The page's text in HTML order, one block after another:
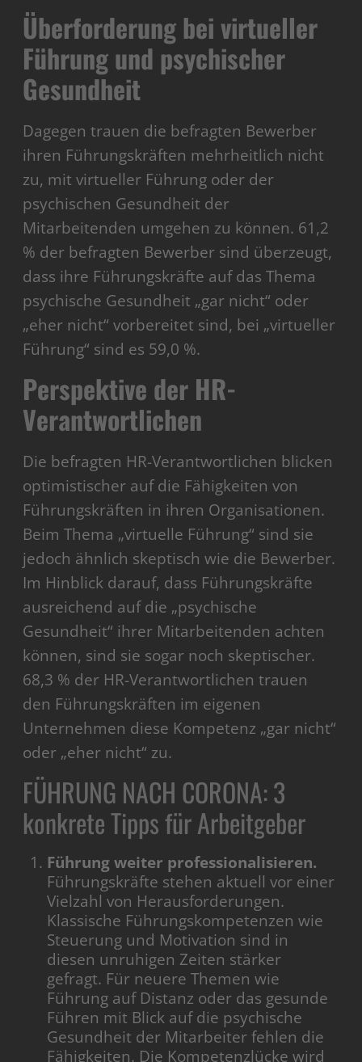
Überforderung bei virtueller
Führung und psychischer
Gesundheit
Dagegen trauen die befragten Bewerber
ihren Führungskräften mehrheitlich nicht
zu, mit virtueller Führung oder der
psychischen Gesundheit der
Mitarbeitenden umgehen zu können. 61,2
% der befragten Bewerber sind überzeugt,
dass ihre Führungskräfte auf das Thema
psychische Gesundheit „gar nicht“ oder
„eher nicht“ vorbereitet sind, bei „virtueller
Führung“ sind es 59,0 %.
Perspektive der HR-
Verantwortlichen
Die befragten HR-Verantwortlichen blicken
optimistischer auf die Fähigkeiten von
Führungskräften in ihren Organisationen.
Beim Thema „virtuelle Führung“ sind sie
jedoch ähnlich skeptisch wie die Bewerber.
Im Hinblick darauf, dass Führungskräfte
ausreichend auf die „psychische
Gesundheit“ ihrer Mitarbeitenden achten
können, sind sie sogar noch skeptischer.
68,3 % der HR-Verantwortlichen trauen
den Führungskräften im eigenen
Unternehmen diese Kompetenz „gar nicht“
oder „eher nicht“ zu.
FÜHRUNG NACH CORONA: 3
konkrete Tipps für Arbeitgeber
Führung weiter professionalisieren.
Führungskräfte stehen aktuell vor einer
Vielzahl von Herausforderungen.
Klassische Führungskompetenzen wie
Steuerung und Motivation sind in
diesen unruhigen Zeiten stärker
gefragt. Für neuere Themen wie
Führung auf Distanz oder das gesunde
Führen mit Blick auf die psychische
Gesundheit der Mitarbeiter fehlen die
Fähigkeiten. Die Kompetenzlücke wird